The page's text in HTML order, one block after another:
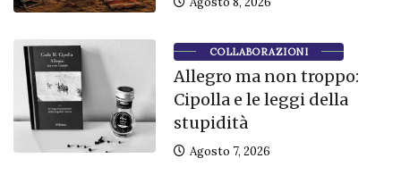
COLLABORAZIONI
Allegro ma non troppo:
Cipolla e le leggi della
stupidità
Agosto 7, 2026